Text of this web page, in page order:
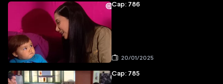
Cap: 786
20/01/2025
Cap: 785